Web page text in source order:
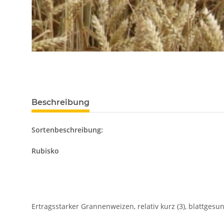
Beschreibung
Sortenbeschreibung:
Rubisko
Ertragsstarker Grannenweizen, relativ kurz (3),